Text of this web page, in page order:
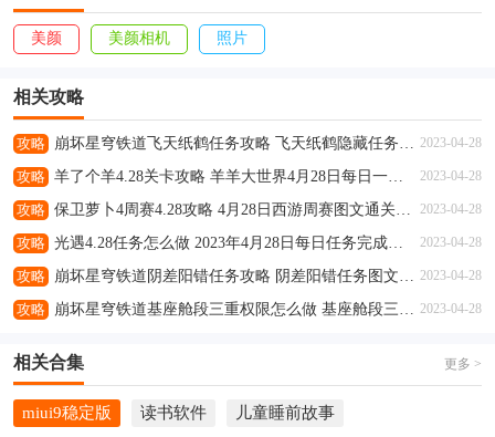
美颜 美颜相机 照片
相关攻略
攻略 2023-04-28
攻略 2023-04-28
攻略 2023-04-28
攻略 2023-04-28
攻略 2023-04-28
攻略 2023-04-28
相关合集 更多 >
miui9稳定版 读书软件
儿童睡前故事